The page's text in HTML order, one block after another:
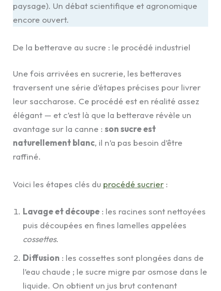
paysage). Un débat scientifique et agronomique
encore ouvert.
De la betterave au sucre : le procédé industriel
Une fois arrivées en sucrerie, les betteraves
traversent une série d’étapes précises pour livrer
leur saccharose. Ce procédé est en réalité assez
élégant — et c’est là que la betterave révèle un
avantage sur la canne :son sucre est
naturellement blanc, il n’a pas besoin d’être
raffiné.
Voici les étapes clés du procédé sucrier :
Lavage et découpe : les racines sont nettoyées
puis découpées en fines lamelles appelées
cossettes.
Diffusion : les cossettes sont plongées dans de
l’eau chaude ; le sucre migre par osmose dans le
liquide. On obtient un jus brut contenant